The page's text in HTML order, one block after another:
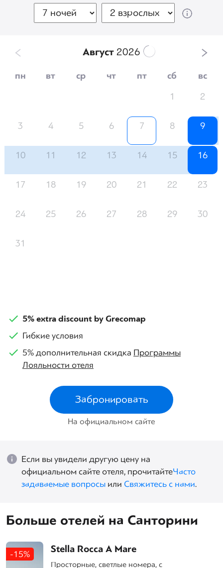
Август2026
пн вт ср чт пт сб
вс
1
2
3 4 5 6 7 8 9
10 11 12 13 14 15 16
17 18 19 20 21 22 23
24 25 26 27 28 29 30
31
5% extra discount by Grecomap
Гибкие условия
5% дополнительная скидка Программы
Лояльности отеля
Забронировать
На официальном сайте
Если вы увидели другую цену на
официальном сайте отеля, прочитайтеЧасто
задаваемые вопросы или Свяжитесь с нами.
Больше отелей на Санторини
-15% Stella Rocca A Mare
Просторные, светлые номера, с